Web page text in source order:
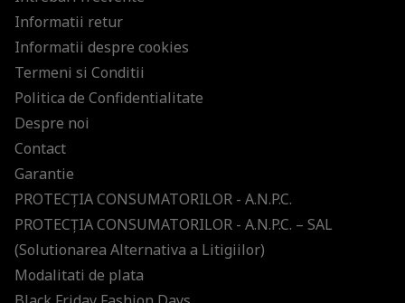
Informatii retur
Informatii despre cookies
Termeni si Conditii
Politica de Confidentialitate
Despre noi
Contact
Garantie
PROTECŢIA CONSUMATORILOR - A.N.P.C.
PROTECŢIA CONSUMATORILOR - A.N.P.C. – SAL
(Solutionarea Alternativa a Litigiilor)
Modalitati de plata